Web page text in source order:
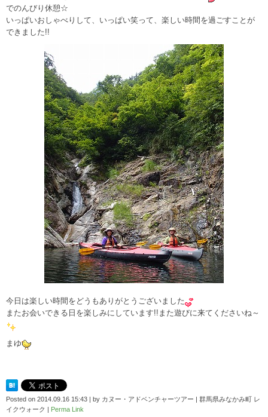
でのんびり休憩☆
いっぱいおしゃべりして、いっぱい笑って、楽しい時間を過ごすことが
できました!!
今日は楽しい時間をどうもありがとうございました
またお会いできる日を楽しみにしています!!また遊びに来てくださいね～
まゆ
Posted on 2014.09.16 15:43 | by カヌー・アドベンチャーツアー | 群馬県みなかみ町 レ
イクウォーク | Perma Link